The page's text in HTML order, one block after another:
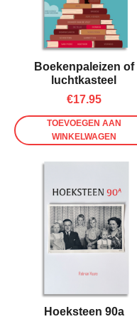
Boekenpaleizen of
luchtkasteel
€17.95
TOEVOEGEN AAN
WINKELWAGEN
Hoeksteen 90a